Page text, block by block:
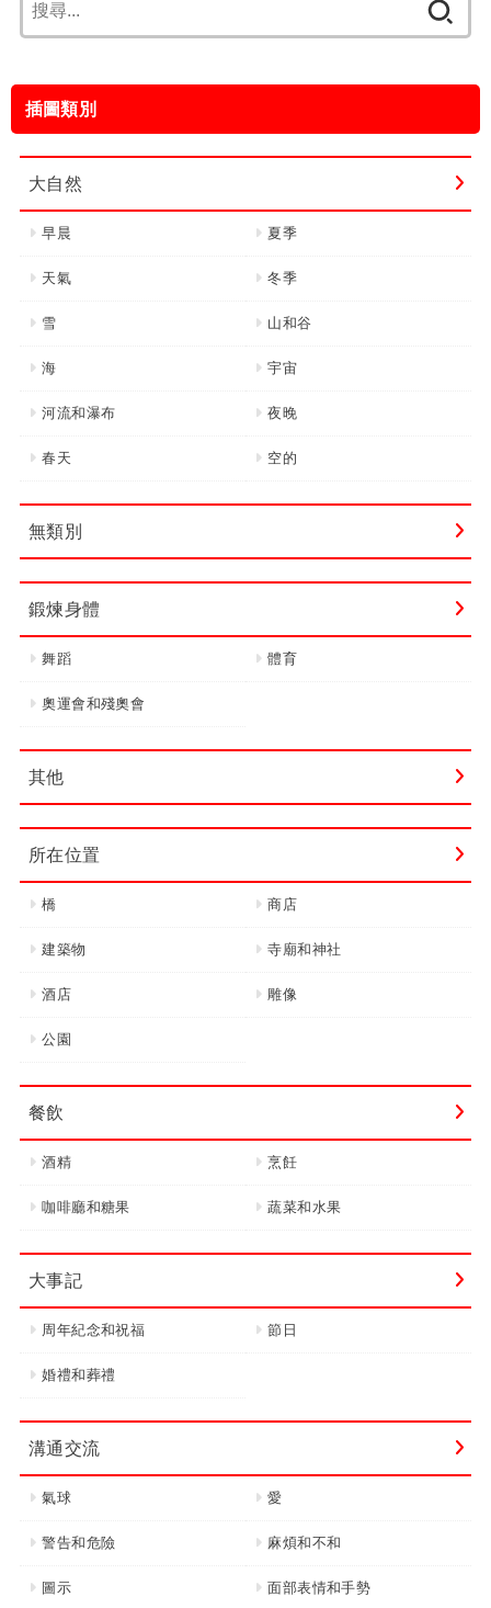
尋
字:
插圖類別
大自然
早晨 夏季
天氣 冬季
雪 山和谷
海 宇宙
河流和瀑布 夜晚
春天 空的
無類別
鍛煉身體
舞蹈 體育
奧運會和殘奧會
其他
所在位置
橋 商店
建築物 寺廟和神社
酒店 雕像
公園
餐飲
酒精 烹飪
咖啡廳和糖果 蔬菜和水果
大事記
周年紀念和祝福 節日
婚禮和葬禮
溝通交流
氣球 愛
警告和危險 麻煩和不和
圖示 面部表情和手勢